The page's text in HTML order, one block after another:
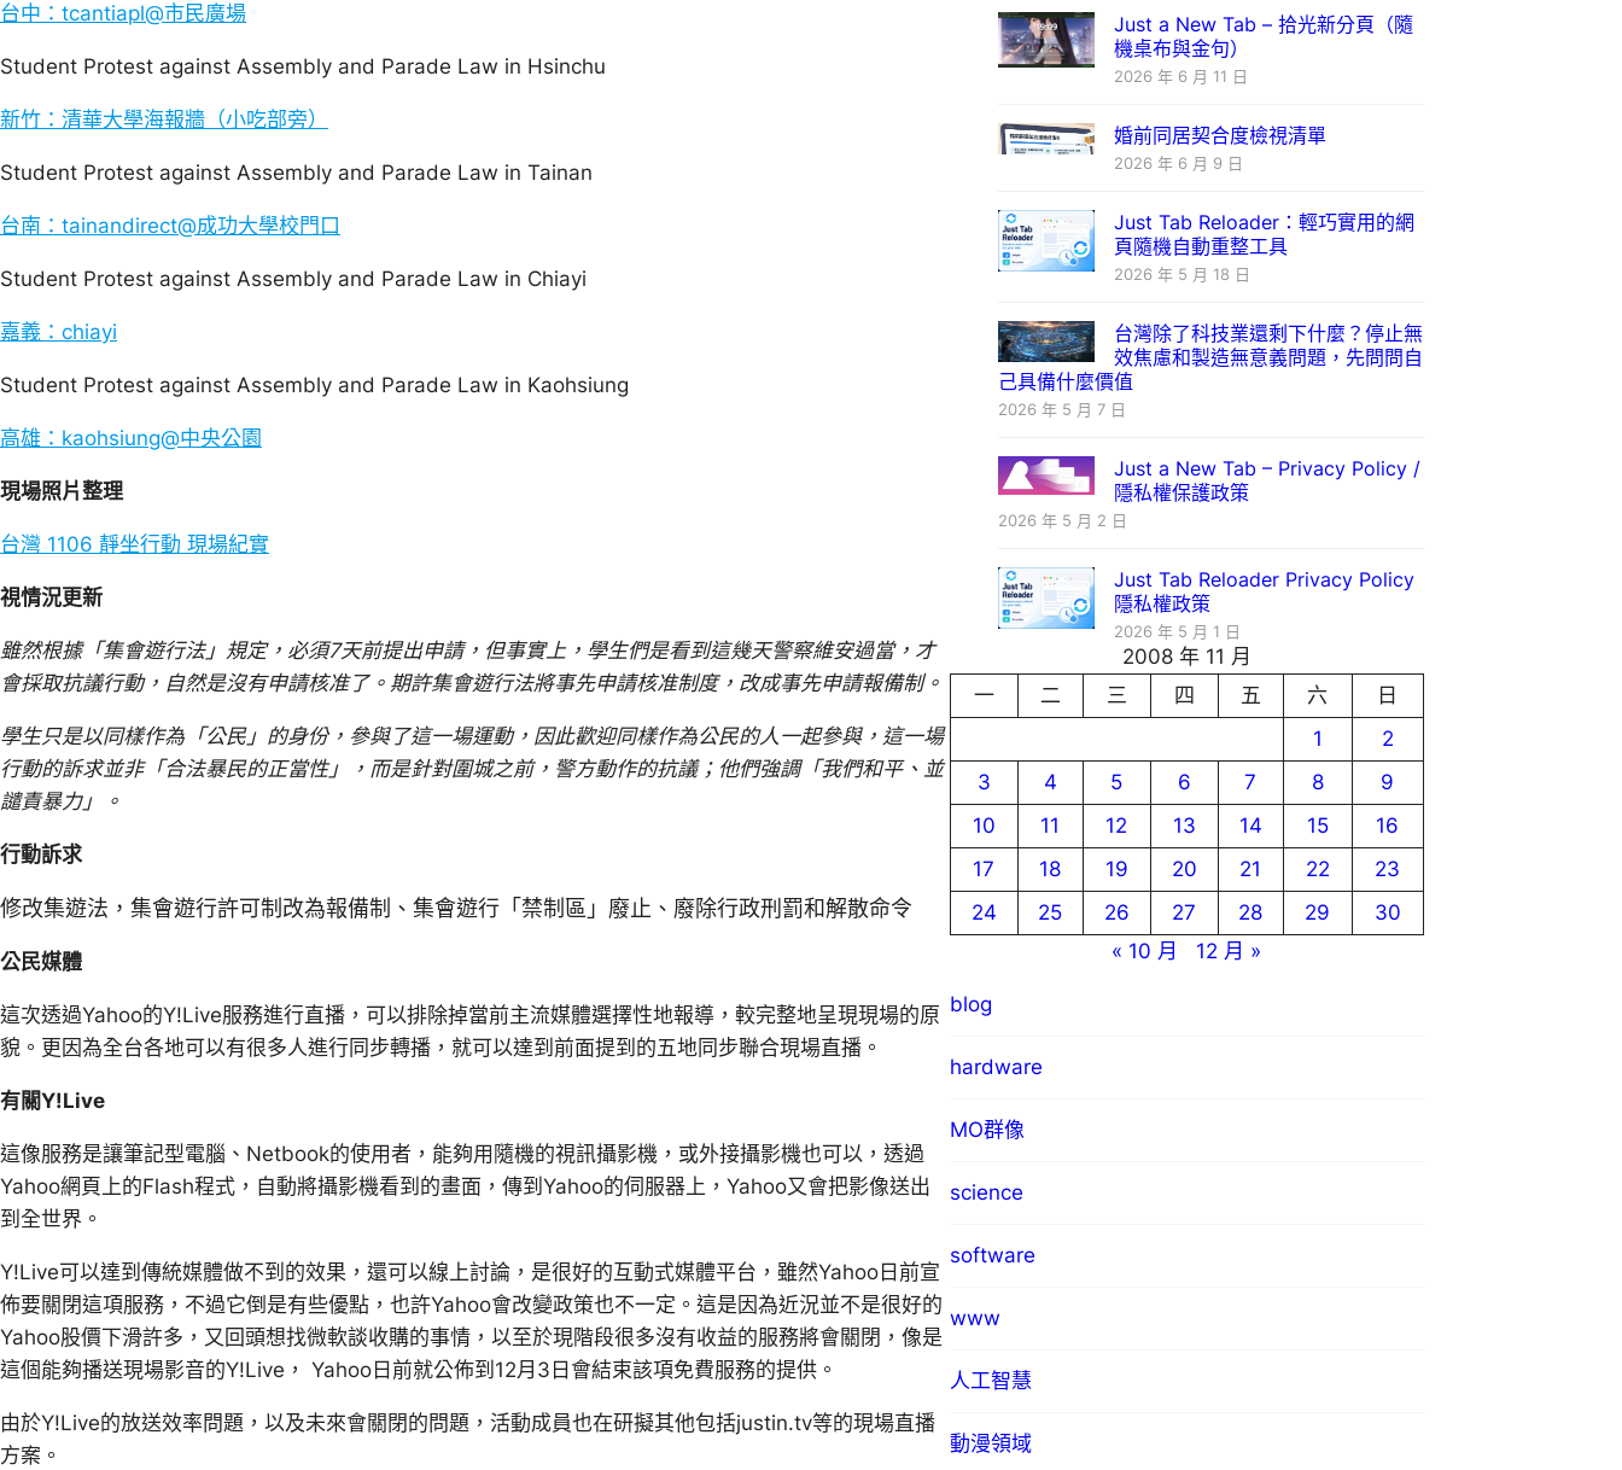
台中：tcantiapl@市民廣場
Student Protest against Assembly and Parade Law in Hsinchu
新竹：清華大學海報牆（小吃部旁）
Student Protest against Assembly and Parade Law in Tainan
台南：tainandirect@成功大學校門口
Student Protest against Assembly and Parade Law in Chiayi
嘉義：chiayi
Student Protest against Assembly and Parade Law in Kaohsiung
高雄：kaohsiung@中央公園
現場照片整理
台灣 1106 靜坐行動 現場紀實
視情況更新
雖然根據「集會遊行法」規定，必須7天前提出申請，但事實上，學生們是看到這幾天警察維安過當，才
會採取抗議行動，自然是沒有申請核准了。期許集會遊行法將事先申請核准制度，改成事先申請報備制。
學生只是以同樣作為「公民」的身份，參與了這一場運動，因此歡迎同樣作為公民的人一起參與，這一場
行動的訴求並非「合法暴民的正當性」，而是針對圍城之前，警方動作的抗議；他們強調「我們和平、並
譴責暴力」。
行動訴求
修改集遊法，集會遊行許可制改為報備制、集會遊行「禁制區」廢止、廢除行政刑罰和解散命令
公民媒體
這次透過Yahoo的Y!Live服務進行直播，可以排除掉當前主流媒體選擇性地報導，較完整地呈現現場的原
貌。更因為全台各地可以有很多人進行同步轉播，就可以達到前面提到的五地同步聯合現場直播。
有關Y!Live
這像服務是讓筆記型電腦、Netbook的使用者，能夠用隨機的視訊攝影機，或外接攝影機也可以，透過
Yahoo網頁上的Flash程式，自動將攝影機看到的畫面，傳到Yahoo的伺服器上，Yahoo又會把影像送出
到全世界。
Y!Live可以達到傳統媒體做不到的效果，還可以線上討論，是很好的互動式媒體平台，雖然Yahoo日前宣
佈要關閉這項服務，不過它倒是有些優點，也許Yahoo會改變政策也不一定。這是因為近況並不是很好的
Yahoo股價下滑許多，又回頭想找微軟談收購的事情，以至於現階段很多沒有收益的服務將會關閉，像是
這個能夠播送現場影音的Y!Live， Yahoo日前就公佈到12月3日會結束該項免費服務的提供。
由於Y!Live的放送效率問題，以及未來會關閉的問題，活動成員也在研擬其他包括justin.tv等的現場直播
方案。
Just a New Tab – 拾光新分頁（隨
機桌布與金句）
2026 年 6 月 11 日
婚前同居契合度檢視清單
2026 年 6 月 9 日
Just Tab Reloader：輕巧實用的網
頁隨機自動重整工具
2026 年 5 月 18 日
台灣除了科技業還剩下什麼？停止無
效焦慮和製造無意義問題，先問問自
己具備什麼價值
2026 年 5 月 7 日
Just a New Tab – Privacy Policy /
隱私權保護政策
2026 年 5 月 2 日
Just Tab Reloader Privacy Policy
隱私權政策
2026 年 5 月 1 日
2008 年 11 月
一
二 三 四 五 六
日
1
2
3
4 5 6 7 8
9
10
11 12 13 14 15
16
17
18 19 20 21 22
23
24
25 26 27 28 29
30
« 10 月
12 月 »
blog
hardware
MO群像
science
software
www
人工智慧
動漫領域